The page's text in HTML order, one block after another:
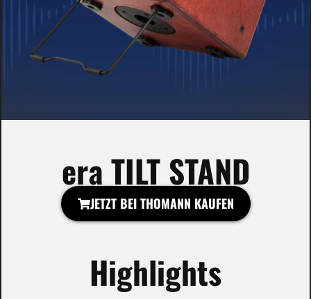
era TILT STAND
JETZT BEI THOMANN KAUFEN
Highlights